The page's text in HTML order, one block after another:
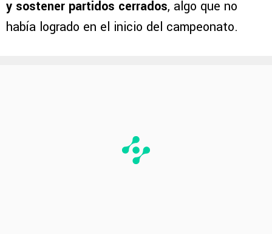
y sostener partidos cerrados, algo que no
había logrado en el inicio del campeonato.